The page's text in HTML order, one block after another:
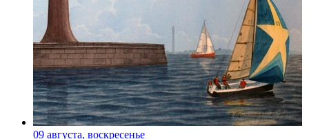
09 августа, воскресенье